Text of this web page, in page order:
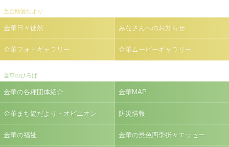
互金助愛だより
金華日々徒然 みなさんへのお知らせ
金華フォトギャラリー 金華ムービーギャラリー
金華のひろば
金華の各種団体紹介 金華MAP
金華まち協だより・オピニオン 防災情報
金華の福祉 金華の景色四季折々エッセー